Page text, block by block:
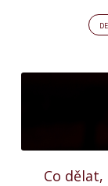
Co